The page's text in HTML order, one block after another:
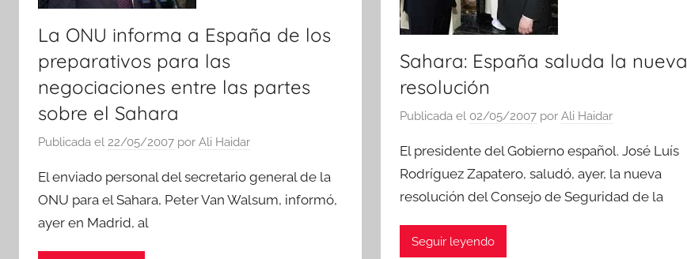
La ONU informa a España de los
preparativos para las
negociaciones entre las partes
sobre el Sahara
Publicada el 22/05/2007 por Ali Haidar
El enviado personal del secretario general de la
ONU para el Sahara, Peter Van Walsum, informó,
ayer en Madrid, al
Sahara: España saluda la nueva
resolución
Publicada el 02/05/2007 porAli Haidar
El presidente del Gobierno español. José Luís
Rodríguez Zapatero, saludó, ayer, la nueva
resolución del Consejo de Seguridad de la
Seguir leyendo